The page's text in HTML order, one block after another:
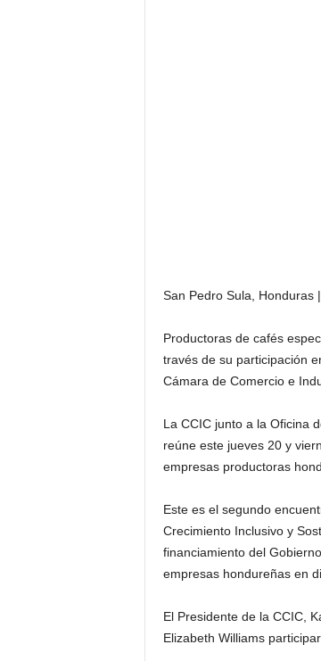
San Pedro Sula, Honduras
Productoras de cafés
través de su participación
Cámara de Comercio e
La CCIC junto a la Oficina
reúne este jueves 20 y
empresas productoras
Este es el segundo
Crecimiento Inclusivo y
financiamiento del
empresas hondureñas en
El Presidente de la CCIC,
Elizabeth Williams